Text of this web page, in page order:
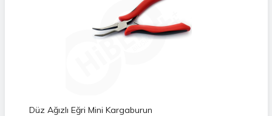
Düz Ağızlı Eğri Mini Kargaburun